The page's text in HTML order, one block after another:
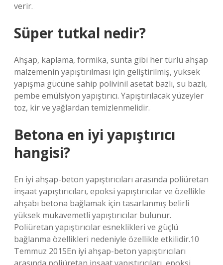
verir.
Süper tutkal nedir?
Ahşap, kaplama, formika, sunta gibi her türlü ahşap
malzemenin yapıştırılması için geliştirilmiş, yüksek
yapışma gücüne sahip polivinil asetat bazlı, su bazlı,
pembe emülsiyon yapıştırıcı. Yapıştırılacak yüzeyler
toz, kir ve yağlardan temizlenmelidir.
Betona en iyi yapıştırıcı
hangisi?
En iyi ahşap-beton yapıştırıcıları arasında poliüretan
inşaat yapıştırıcıları, epoksi yapıştırıcılar ve özellikle
ahşabı betona bağlamak için tasarlanmış belirli
yüksek mukavemetli yapıştırıcılar bulunur.
Poliüretan yapıştırıcılar esneklikleri ve güçlü
bağlanma özellikleri nedeniyle özellikle etkilidir.10
Temmuz 2015En iyi ahşap-beton yapıştırıcıları